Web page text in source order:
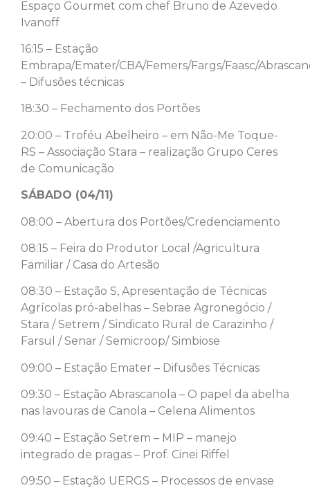
Espaço Gourmet com chef Bruno de Azevedo
Ivanoff
16:15 – Estação
Embrapa/Emater/CBA/Femers/Fargs/Faasc/
– Difusões técnicas
18:30 – Fechamento dos Portões
20:00 – Troféu Abelheiro – em Não-Me Toque-
RS – Associação Stara – realização Grupo Ceres
de Comunicação
SÁBADO (04/11)
08:00 – Abertura dos Portões/Credenciamento
08:15 – Feira do Produtor Local /Agricultura
Familiar / Casa do Artesão
08:30 – Estação S, Apresentação de Técnicas
Agrícolas pró-abelhas – Sebrae Agronegócio /
Stara / Setrem / Sindicato Rural de Carazinho /
Farsul / Senar / Semicroop/ Simbiose
09:00 – Estação Emater – Difusões Técnicas
09:30 – Estação Abrascanola – O papel da abelha
nas lavouras de Canola – Celena Alimentos
09:40 – Estação Setrem – MIP – manejo
integrado de pragas – Prof. Cinei Riffel
09:50 – Estação UERGS – Processos de envase